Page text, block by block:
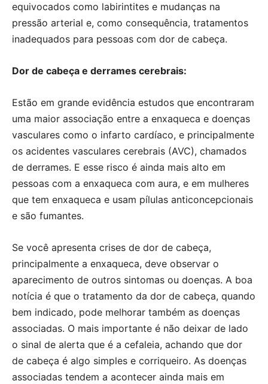
equivocados como labirintites e mudanças na
pressão arterial e, como consequência, tratamentos
inadequados para pessoas com dor de cabeça.
Dor de cabeça e derrames cerebrais:
Estão em grande evidência estudos que encontraram
uma maior associação entre a enxaqueca e doenças
vasculares como o infarto cardíaco, e principalmente
os acidentes vasculares cerebrais (AVC), chamados
de derrames. E esse risco é ainda mais alto em
pessoas com a enxaqueca com aura, e em mulheres
que tem enxaqueca e usam pílulas anticoncepcionais
e são fumantes.
Se você apresenta crises de dor de cabeça,
principalmente a enxaqueca, deve observar o
aparecimento de outros sintomas ou doenças. A boa
notícia é que o tratamento da dor de cabeça, quando
bem indicado, pode melhorar também as doenças
associadas. O mais importante é não deixar de lado
o sinal de alerta que é a cefaleia, achando que dor
de cabeça é algo simples e corriqueiro. As doenças
associadas tendem a acontecer ainda mais em